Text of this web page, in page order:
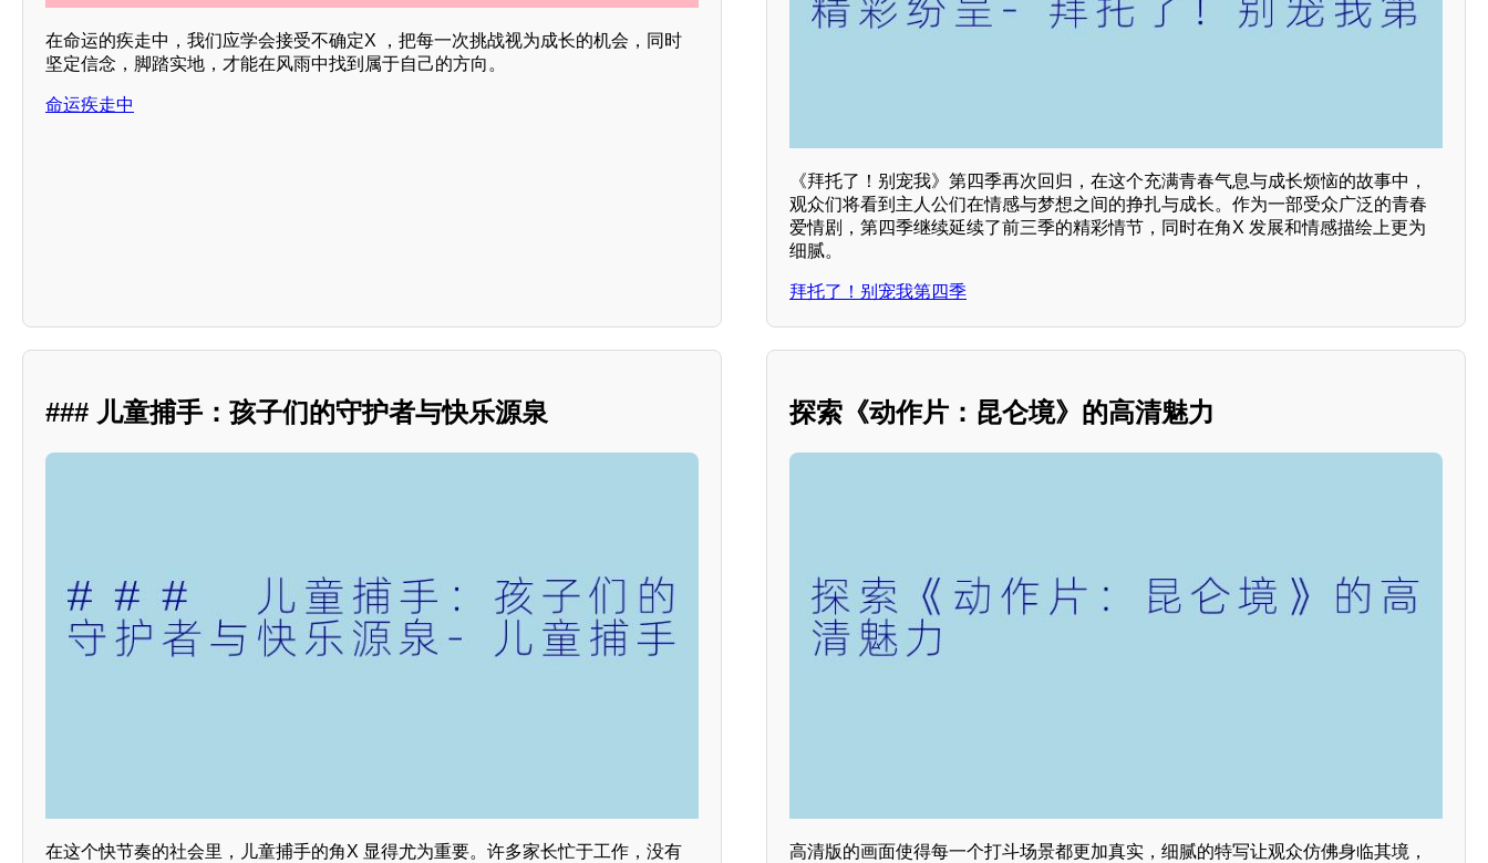
在命运的疾走中，我们应学会接受不确定X ，把每一次挑战视为成长的机会，同时
坚定信念，脚踏实地，才能在风雨中找到属于自己的方向。
命运疾走中
《拜托了！别宠我》第四季再次回归，在这个充满青春气息与成长烦恼的故事中，
观众们将看到主人公们在情感与梦想之间的挣扎与成长。作为一部受众广泛的青春
爱情剧，第四季继续延续了前三季的精彩情节，同时在角X 发展和情感描绘上更为
细腻。
拜托了！别宠我第四季
### 儿童捕手：孩子们的守护者与快乐源泉
在这个快节奏的社会里，儿童捕手的角X 显得尤为重要。许多家长忙于工作，没有
探索《动作片：昆仑境》的高清魅力
高清版的画面使得每一个打斗场景都更加真实，细腻的特写让观众仿佛身临其境，